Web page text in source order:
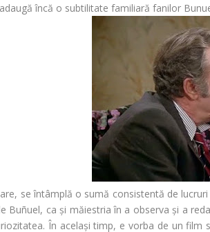
încă o subtilitate familiară fanilor
se întâmplă o sumă consistentă de
Buñuel, ca și măiestria în a observa și a
În același timp, e vorba de un